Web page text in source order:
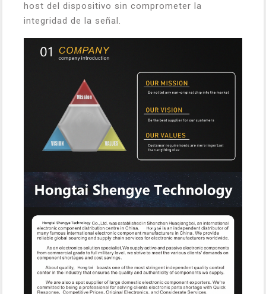
host del dispositivo sin comprometer la
integridad de la señal.